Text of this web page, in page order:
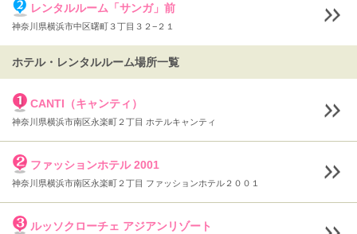
レンタルルーム「サンガ」前
神奈川県横浜市中区曙町３丁目３２−２１
ホテル・レンタルルーム場所一覧
CANTI（キャンティ）
神奈川県横浜市南区永楽町２丁目 ホテルキャンティ
ファッションホテル 2001
神奈川県横浜市南区永楽町２丁目 ファッションホテル２００１
ルッソクローチェ アジアンリゾート